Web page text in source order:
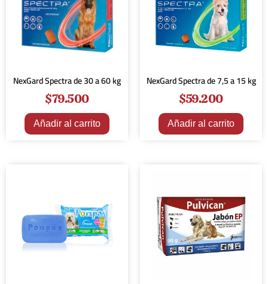
NexGard Spectra de 30 a 60 kg
$79.500
Añadir al carrito
NexGard Spectra de 7,5 a 15 kg
$59.200
Añadir al carrito